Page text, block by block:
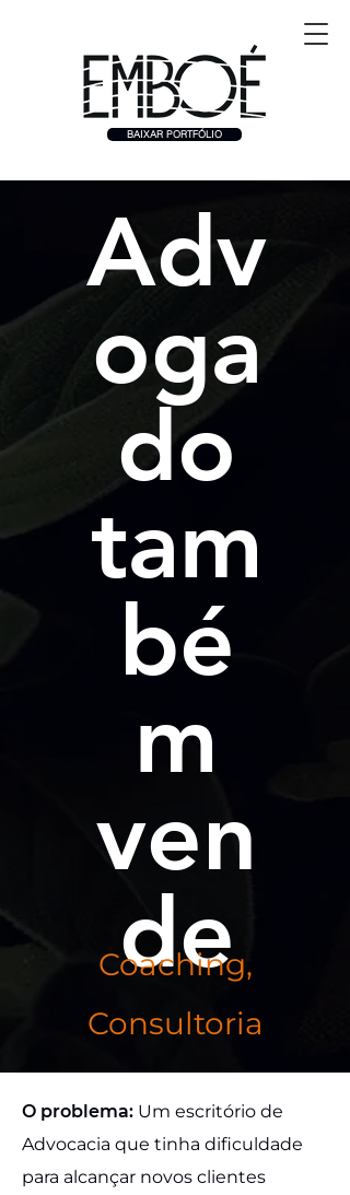
BAIXAR PORTFÓLIO
Adv
oga
do
tam
bé
m
ven
de
Coaching,
Consultoria
O problema: Um escritório de
Advocacia que tinha dificuldade
para alcançar novos clientes